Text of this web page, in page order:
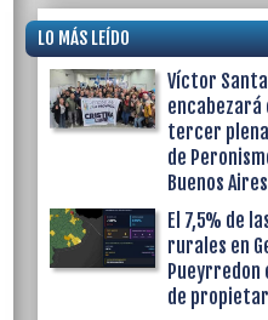
LO MÁS LEÍDO
Víctor
encabezará
tercer
de
Buenos Aires
El 7,5% de
rurales en
Pueyrredon
de